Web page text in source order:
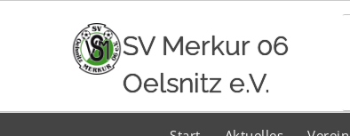
SV Merkur 06
Oelsnitz e.V.